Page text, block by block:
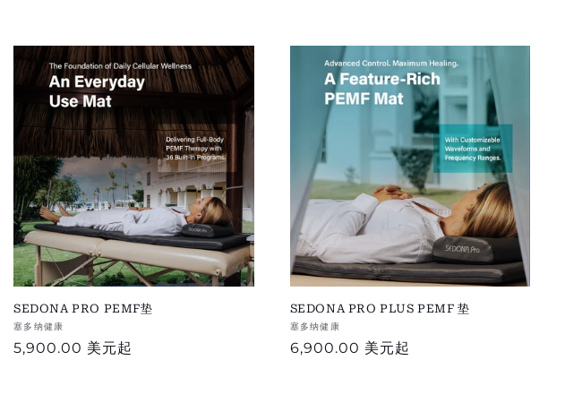
SEDONA PRO PEMF垫
供
应
塞多纳健康
正
5,900.00 美元起
SEDONA PRO PLUS PEMF 垫
供
应
塞多纳健康
正
6,900.00 美元起